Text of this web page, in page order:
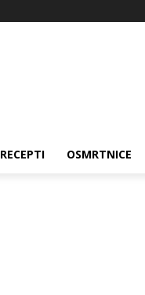
RECEPTI OSMRTNICE